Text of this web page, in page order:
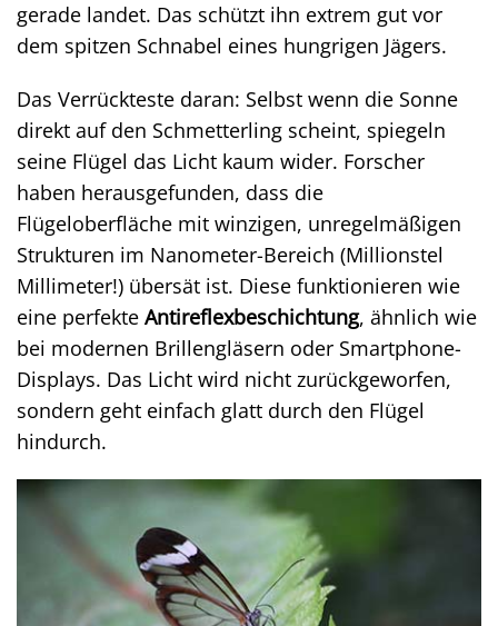
gerade landet. Das schützt ihn extrem gut vor
dem spitzen Schnabel eines hungrigen Jägers.
Das Verrückteste daran: Selbst wenn die Sonne
direkt auf den Schmetterling scheint, spiegeln
seine Flügel das Licht kaum wider. Forscher
haben herausgefunden, dass die
Flügeloberfläche mit winzigen, unregelmäßigen
Strukturen im Nanometer-Bereich (Millionstel
Millimeter!) übersät ist. Diese funktionieren wie
eine perfekte Antireflexbeschichtung, ähnlich wie
bei modernen Brillengläsern oder Smartphone-
Displays. Das Licht wird nicht zurückgeworfen,
sondern geht einfach glatt durch den Flügel
hindurch.